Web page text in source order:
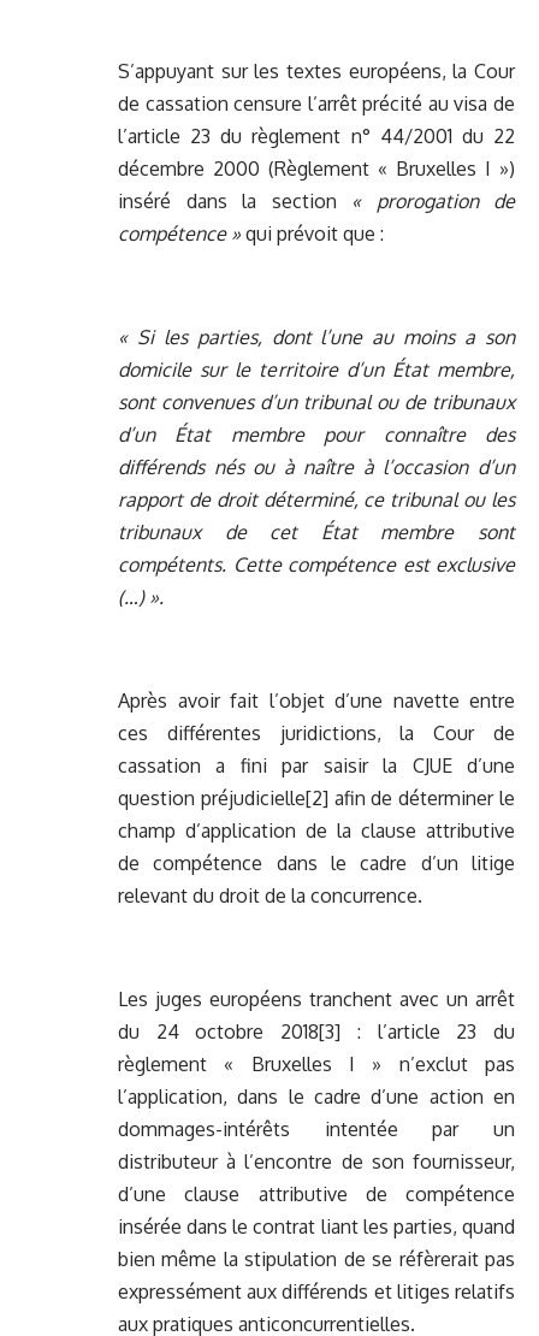
S’appuyant sur les textes européens, la Cour
de cassation censure l’arrêt précité au visa de
l’article 23 du règlement n° 44/2001 du 22
décembre 2000 (Règlement « Bruxelles I »)
inséré dans la section « prorogation de
compétence » qui prévoit que :
« Si les parties, dont l’une au moins a son
domicile sur le territoire d’un État membre,
sont convenues d’un tribunal ou de tribunaux
d’un État membre pour connaître des
différends nés ou à naître à l’occasion d’un
rapport de droit déterminé, ce tribunal ou les
tribunaux de cet État membre sont
compétents. Cette compétence est exclusive
(…) ».
Après avoir fait l’objet d’une navette entre
ces différentes juridictions, la Cour de
cassation a fini par saisir la CJUE d’une
question préjudicielle[2] afin de déterminer le
champ d’application de la clause attributive
de compétence dans le cadre d’un litige
relevant du droit de la concurrence.
Les juges européens tranchent avec un arrêt
du 24 octobre 2018[3] : l’article 23 du
règlement « Bruxelles I » n’exclut pas
l’application, dans le cadre d’une action en
dommages-intérêts intentée par un
distributeur à l’encontre de son fournisseur,
d’une clause attributive de compétence
insérée dans le contrat liant les parties, quand
bien même la stipulation de se réfèrerait pas
expressément aux différends et litiges relatifs
aux pratiques anticoncurrentielles.